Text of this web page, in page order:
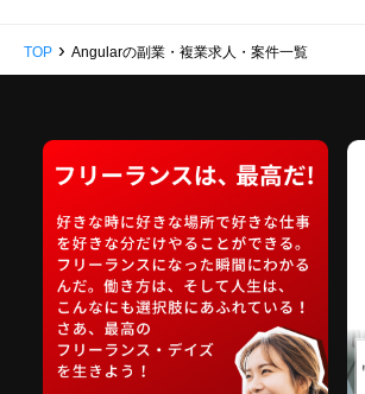
TOP › Angularの副業・複業求人・案件一覧